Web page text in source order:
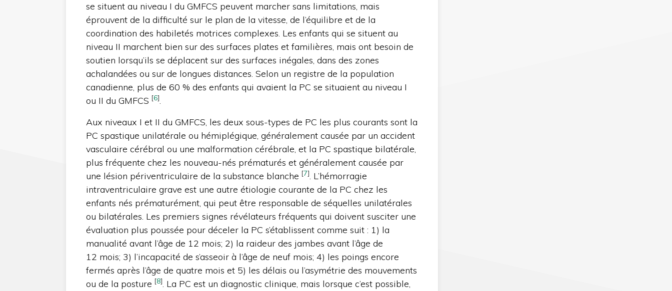
se situent au niveau I du GMFCS peuvent marcher sans limitations, mais
éprouvent de la difficulté sur le plan de la vitesse, de l’équilibre et de la
coordination des habiletés motrices complexes. Les enfants qui se situent au
niveau II marchent bien sur des surfaces plates et familières, mais ont besoin de
soutien lorsqu’ils se déplacent sur des surfaces inégales, dans des zones
achalandées ou sur de longues distances. Selon un registre de la population
canadienne, plus de 60 % des enfants qui avaient la PC se situaient au niveau I
ou II du GMFCS [6].
Aux niveaux I et II du GMFCS, les deux sous-types de PC les plus courants sont la
PC spastique unilatérale ou hémiplégique, généralement causée par un accident
vasculaire cérébral ou une malformation cérébrale, et la PC spastique bilatérale,
plus fréquente chez les nouveau-nés prématurés et généralement causée par
une lésion périventriculaire de la substance blanche [7]. L’hémorragie
intraventriculaire grave est une autre étiologie courante de la PC chez les
enfants nés prématurément, qui peut être responsable de séquelles unilatérales
ou bilatérales. Les premiers signes révélateurs fréquents qui doivent susciter une
évaluation plus poussée pour déceler la PC s’établissent comme suit : 1) la
manualité avant l’âge de 12 mois; 2) la raideur des jambes avant l’âge de
12 mois; 3) l’incapacité de s’asseoir à l’âge de neuf mois; 4) les poings encore
fermés après l’âge de quatre mois et 5) les délais ou l’asymétrie des mouvements
ou de la posture [8]. La PC est un diagnostic clinique, mais lorsque c’est possible,